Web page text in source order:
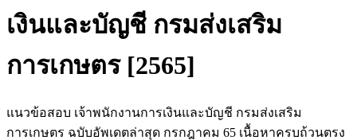
เงินและบัญชี กรมส่งเสริม
การเกษตร [2565]
แนวข้อสอบ เจ้าพนักงานการเงินและบัญชี กรมส่งเสริม
การเกษตร ฉบับอัพเดตล่าสุด กรกฎาคม 65 เนื้อหาครบถ้วนตรง